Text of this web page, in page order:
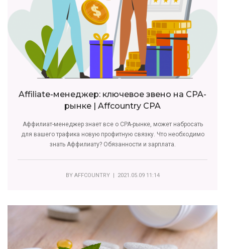
Affiliate-менеджер: ключевое звено на CPA-
рынке | Affcountry CPA
Аффилиат-менеджер знает все о CPA-рынке, может набросать
для вашего трафика новую профитную связку. Что необходимо
знать Аффилиату? Обязанности и зарплата.
BY AFFCOUNTRY| 2021.05.09 11:14